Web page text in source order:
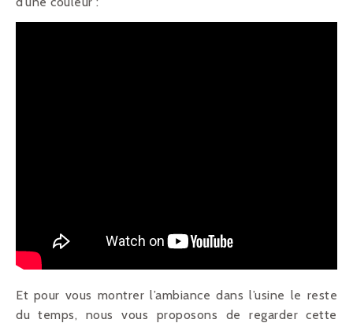
Et pour vous montrer l’ambiance dans l’usine le reste
du temps, nous vous proposons de regarder cette